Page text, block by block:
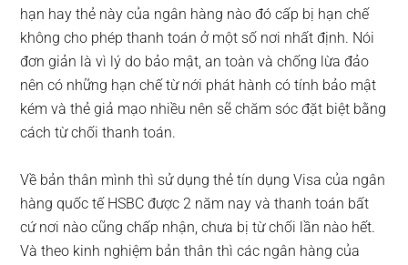
hạn hay thẻ này của ngân hàng nào đó cấp bị hạn chế
không cho phép thanh toán ở một số nơi nhất định. Nói
đơn giản là vì lý do bảo mật, an toàn và chống lừa đảo
nên có những hạn chế từ nới phát hành có tính bảo mật
kém và thẻ giả mạo nhiều nên sẽ chăm sóc đặt biệt bằng
cách từ chối thanh toán.
Về bản thân mình thì sử dụng thẻ tín dụng Visa của ngân
hàng quốc tế HSBC được 2 năm nay và thanh toán bất
cứ nơi nào cũng chấp nhận, chưa bị từ chối lần nào hết.
Và theo kinh nghiệm bản thân thì các ngân hàng của